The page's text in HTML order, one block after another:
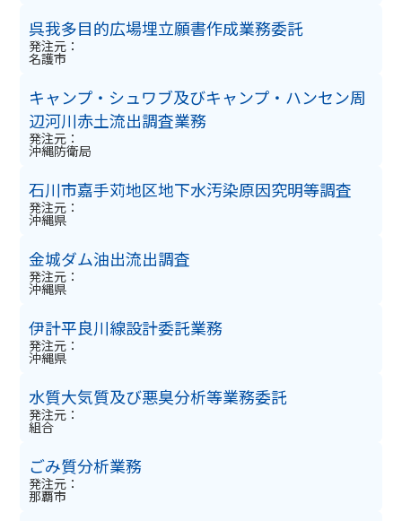
呉我多目的広場埋立願書作成業務委託
発注元：
名護市
キャンプ・シュワブ及びキャンプ・ハンセン周
辺河川赤土流出調査業務
発注元：
沖縄防衛局
石川市嘉手苅地区地下水汚染原因究明等調査
発注元：
沖縄県
金城ダム油出流出調査
発注元：
沖縄県
伊計平良川線設計委託業務
発注元：
沖縄県
水質大気質及び悪臭分析等業務委託
発注元：
組合
ごみ質分析業務
発注元：
那覇市